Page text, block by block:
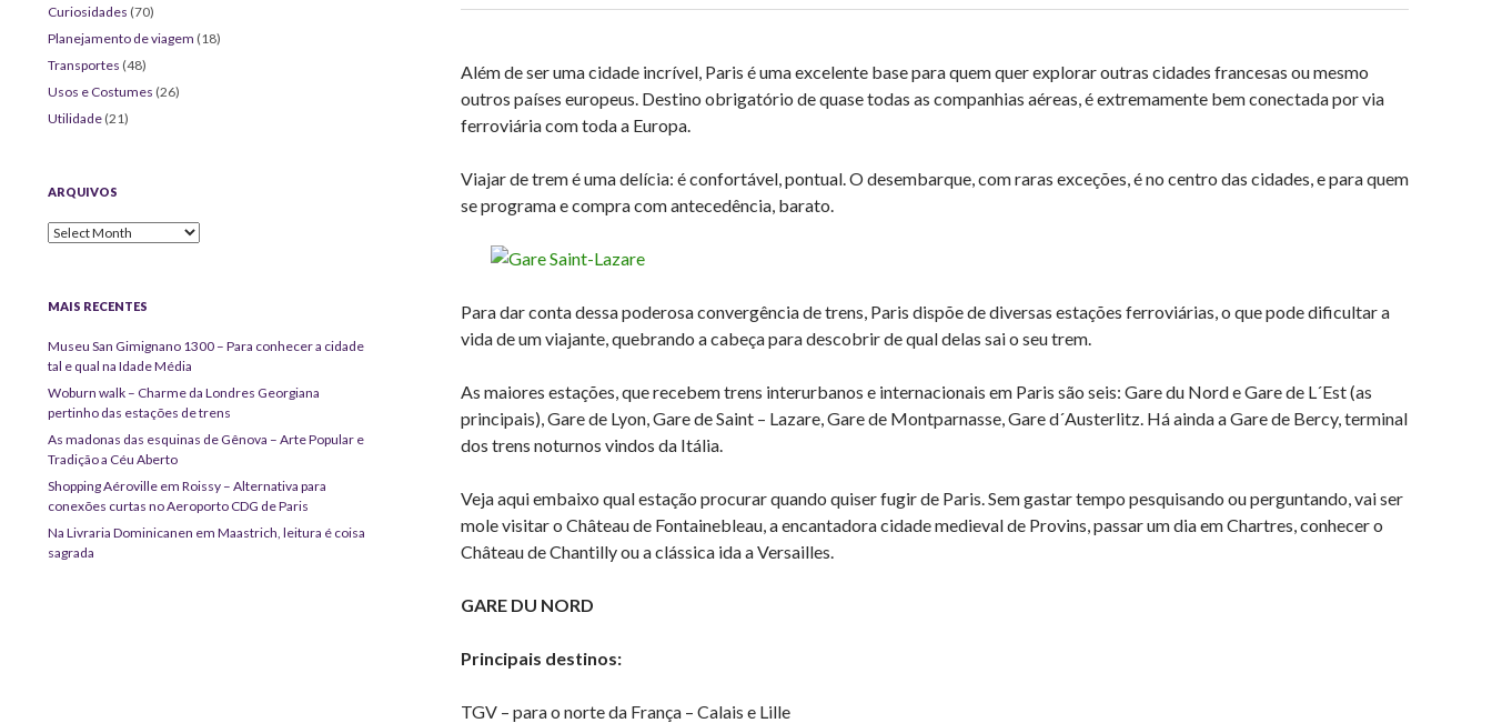
Além de ser uma cidade incrível, Paris é uma excelente base para quem quer explorar outras cidades francesas ou mesmo
outros países europeus. Destino obrigatório de quase todas as companhias aéreas, é extremamente bem conectada por via
ferroviária com toda a Europa.
Viajar de trem é uma delícia: é confortável, pontual. O desembarque, com raras exceções, é no centro das cidades, e para quem
se programa e compra com antecedência, barato.
Para dar conta dessa poderosa convergência de trens, Paris dispõe de diversas estações ferroviárias, o que pode dificultar a
vida de um viajante, quebrando a cabeça para descobrir de qual delas sai o seu trem.
As maiores estações, que recebem trens interurbanos e internacionais em Paris são seis: Gare du Nord e Gare de L´Est (as
principais), Gare de Lyon, Gare de Saint – Lazare, Gare de Montparnasse, Gare d´Austerlitz. Há ainda a Gare de Bercy, terminal
dos trens noturnos vindos da Itália.
Veja aqui embaixo qual estação procurar quando quiser fugir de Paris. Sem gastar tempo pesquisando ou perguntando, vai ser
mole visitar o Château de Fontainebleau, a encantadora cidade medieval de Provins, passar um dia em Chartres, conhecer o
Château de Chantilly ou a clássica ida a Versailles.
GARE DU NORD
Principais destinos:
TGV – para o norte da França – Calais e Lille
Curiosidades (70)
Planejamento de viagem (18)
Transportes (48)
Usos e Costumes (26)
Utilidade (21)
ARQUIVOS
Arquivos
MAIS RECENTES
Museu San Gimignano 1300 – Para conhecer a cidade
tal e qual na Idade Média
Woburn walk – Charme da Londres Georgiana
pertinho das estações de trens
As madonas das esquinas de Gênova – Arte Popular e
Tradição a Céu Aberto
Shopping Aéroville em Roissy – Alternativa para
conexões curtas no Aeroporto CDG de Paris
Na Livraria Dominicanen em Maastrich, leitura é coisa
sagrada